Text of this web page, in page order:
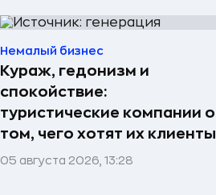
Немалый бизнес
Кураж, гедонизм и
спокойствие:
туристические компании о
том, чего хотят их клиенты
05 августа 2026, 13:28